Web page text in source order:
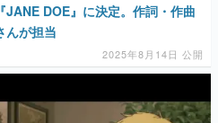
DOE』に決定。作詞・作曲
んが担当
2025年8月14日 公開